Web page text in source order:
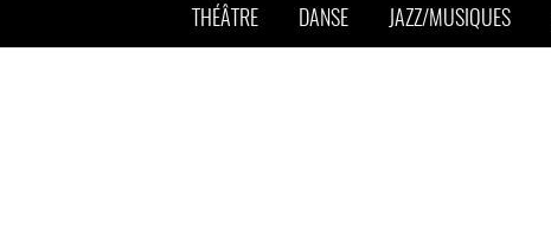
THÉÂTRE DANSE JAZZ/MUSIQUES